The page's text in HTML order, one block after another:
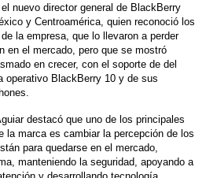
nuevo director general de BlackBerry
y Centroamérica, quien reconoció los
la empresa, que lo llevaron a perder
en el mercado, pero que se mostró
en crecer, con el soporte de del
operativo BlackBerry 10 y de sus
destacó que uno de los principales
la marca es cambiar la percepción de los
para quedarse en el mercado,
manteniendo la seguridad, apoyando a